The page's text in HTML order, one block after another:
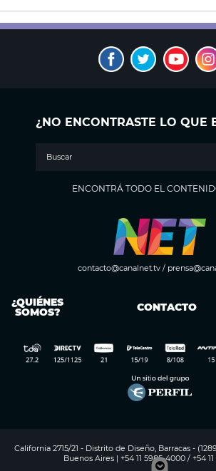
¿NO ENCONTRASTE LO QUE
ENCONTRÁ TODO EL
contacto@canalnet.tv/
¿QUIÉNES
SOMOS? CONTACTO
California 2715/21 - Distrito de Diseño, Barracas -
Buenos Aires | +54 11 5985-4000 / +54